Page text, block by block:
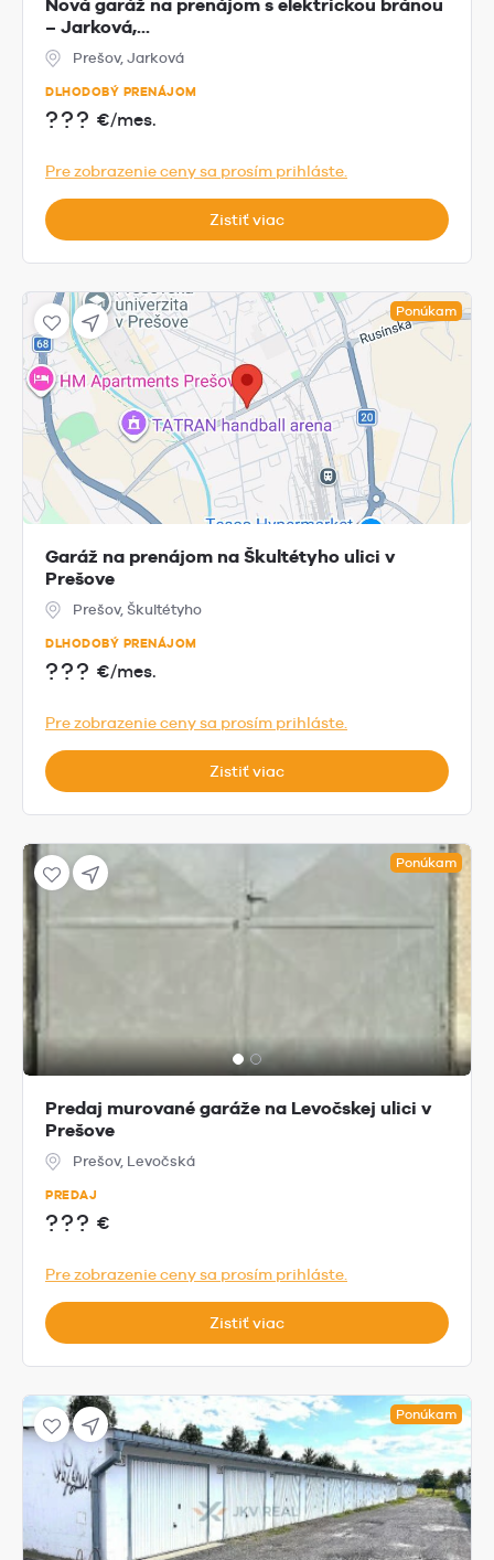
Nová garáž na prenájom s elektrickou bránou
– Jarková,...
Prešov, Jarková
DLHODOBÝ PRENÁJOM
??? €/mes.
Pre zobrazenie ceny sa prosím prihláste.
Zistiť viac
Ponúkam
Garáž na prenájom na Škultétyho ulici v
Prešove
Prešov, Škultétyho
DLHODOBÝ PRENÁJOM
??? €/mes.
Pre zobrazenie ceny sa prosím prihláste.
Zistiť viac
Ponúkam
Predaj murované garáže na Levočskej ulici v
Prešove
Prešov, Levočská
PREDAJ
??? €
Pre zobrazenie ceny sa prosím prihláste.
Zistiť viac
Ponúkam